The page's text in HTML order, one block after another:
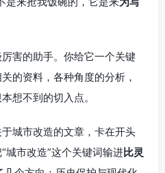
害的助手。你给它一个关键
的资料，各种角度的分析，
想不到的切入点。
城市改造的文章，卡在开头
城市改造”这个关键词输进比灵